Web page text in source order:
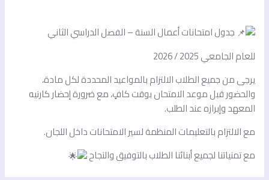
جدول امتحانات أعمال السنة – الفصل الدراسي الثاني
للعام الجامعي 2025 / 2026
يرجى من جميع الطلاب الالتزام بالمواعيد المحددة لكل مادة،
والحضور قبل موعد الامتحان بوقت كافٍ، مع ضرورة إحضار كارنيه
المعهد وإبرازه عند الطلب.
مع الالتزام بالتعليمات المنظمة لسير الامتحانات داخل اللجان.
مع تمنياتنا لجميع أبنائنا الطلاب بالتوفيق والنجاح